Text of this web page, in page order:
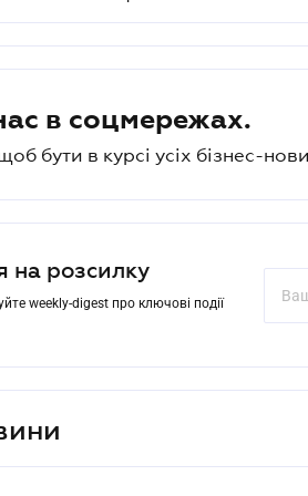
в соцмережах.
бути в курсі усіх бізнес-
на розсилку
weekly-digest про ключові події